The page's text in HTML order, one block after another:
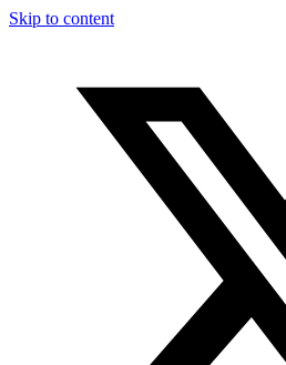
Skip to content